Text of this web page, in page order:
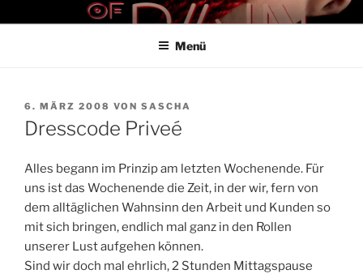
InhaltTHE ART OF PAIN
Der Blog für BDSM und Kinky Lifestyle
Menü
VERÖFFENTLICHT
AM
6. MÄRZ 2008 VON SASCHA
Dresscode Priveé
Alles begann im Prinzip am letzten Wochenende. Für
uns ist das Wochenende die Zeit, in der wir, fern von
dem alltäglichen Wahnsinn den Arbeit und Kunden so
mit sich bringen, endlich mal ganz in den Rollen
unserer Lust aufgehen können.
Sind wir doch mal ehrlich, 2 Stunden Mittagspause